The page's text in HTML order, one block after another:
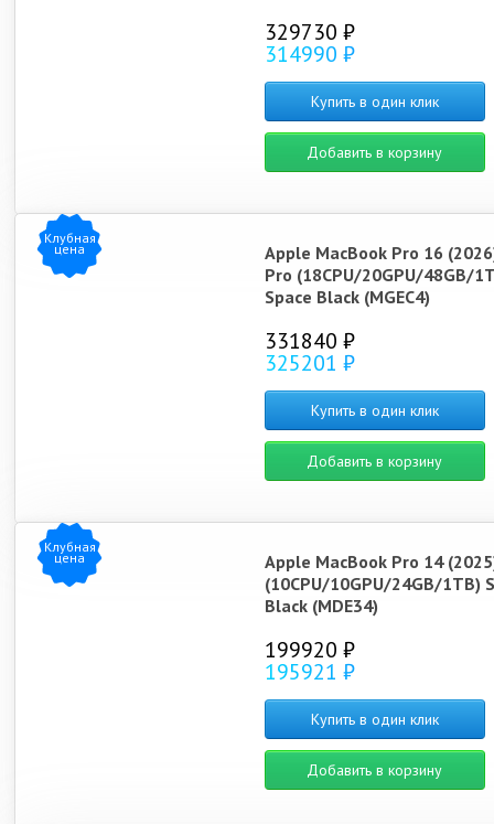
329730 ₽
314990 ₽
Купить в один клик
Добавить в корзину
Клубная
цена
Apple MacBook Pro 16
Pro (18CPU/20GPU/48GB/
Space Black (MGEC4)
331840 ₽
325201 ₽
Купить в один клик
Добавить в корзину
Клубная
цена
Apple MacBook Pro 14
(10CPU/10GPU/24GB/1TB)
Black (MDE34)
199920 ₽
195921 ₽
Купить в один клик
Добавить в корзину